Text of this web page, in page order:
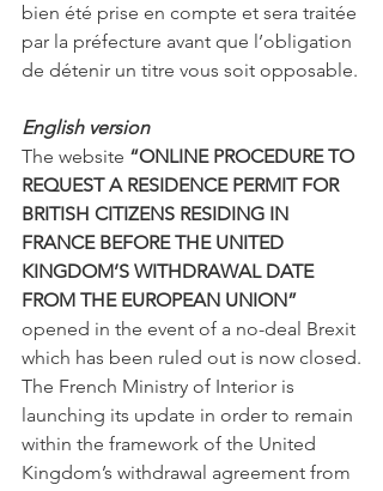
bien été prise en compte et sera traitée
par la préfecture avant que l’obligation
de détenir un titre vous soit opposable.
English version
The website “ONLINE PROCEDURE TO
REQUEST A RESIDENCE PERMIT FOR
BRITISH CITIZENS RESIDING IN
FRANCE BEFORE THE UNITED
KINGDOM’S WITHDRAWAL DATE
FROM THE EUROPEAN UNION”
opened in the event of a no-deal Brexit
which has been ruled out is now closed.
The French Ministry of Interior is
launching its update in order to remain
within the framework of the United
Kingdom’s withdrawal agreement from